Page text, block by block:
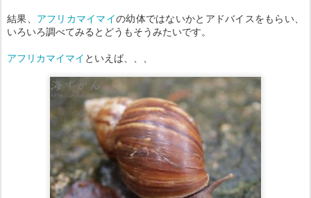
結果、 アフリカマイマイの幼体ではないかとアドバイスをもらい、
いろいろ調べてみるとどうもそうみたいです。
アフリカマイマイ といえば、、、